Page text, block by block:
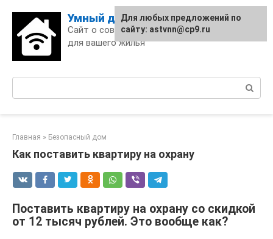
content
Умный дом
Сайт о современных технологиях
для вашего жилья
Главная » Безопасный дом
Как поставить квартиру на охрану
Поставить квартиру на охрану со скидкой
от 12 тысяч рублей. Это вообще как?
Для любых предложений по
сайту: astvnn@cp9.ru